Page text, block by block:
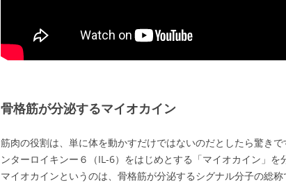
骨格筋が分泌するマイオカイン
筋肉の役割は、単に体を動かすだけではないのだとしたら驚き
ンターロイキンー６（IL-6）をはじめとする「マイオカイン」を
マイオカインというのは、骨格筋が分泌するシグナル分子の総称